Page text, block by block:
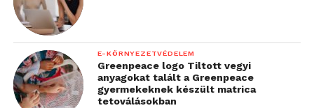
E-KÖRNYEZETVÉDELEM
Greenpeace logo Tiltott vegyi
anyagokat talált a Greenpeace
gyermekeknek készült matrica
tetoválásokban